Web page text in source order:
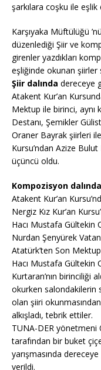
şarkılara coşku ile eşlik
Karşıyaka Müftülüğü
düzenlediği Şiir ve
girenler yazdıkları
eşliğinde okunan şiirler
Şiir dalında dereceye
Atakent Kur’an
Mektup ile birinci, aynı
Destanı, Şemikler
Oraner Bayrak şiirleri
Kursu’ndan Azize Bulut
üçüncü oldu.
Kompozisyon dalında
Atakent Kur’an
Nergiz Kız Kur’an
Hacı Mustafa Gültekin
Nurdan Şenyürek
Atatürk’ten Son
Hacı Mustafa Gültekin
Kurtaran’nın birinciliği
okurken salondakilerin
olan şiiri
alkışladı, tebrik ettiler.
TUNA-DER yönetmeni
tarafından bir buket
yarışmasında
verildi.